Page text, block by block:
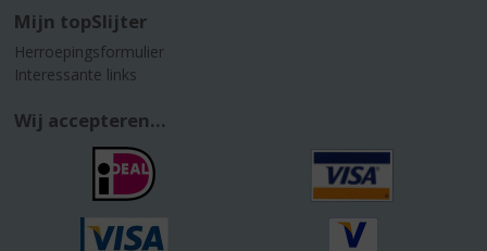
Mijn topSlijter
Herroepingsformulier
Interessante links
Wij accepteren...